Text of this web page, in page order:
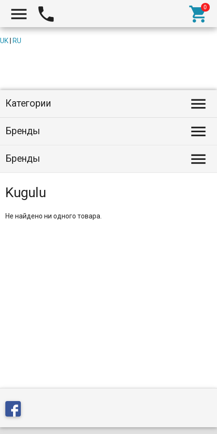
  
UK RU
Категории 
Бренды 
Бренды 
Kugulu
Не найдено ни одного товара.